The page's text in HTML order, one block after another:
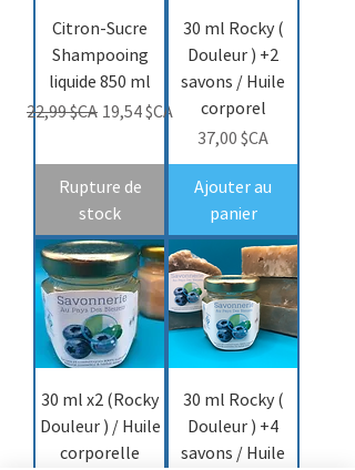
Citron-Sucre
Shampooing
liquide 850 ml
Prix original
22,99 $CA Prix promotionnel
19,54 $CA
Rupture de
stock
30 ml Rocky (
Douleur ) +2
savons / Huile
corporel
Prix
37,00 $CA
Ajouter au
panier
30 ml x2 (Rocky
Douleur ) / Huile
corporelle
30 ml Rocky (
Douleur ) +4
savons / Huile